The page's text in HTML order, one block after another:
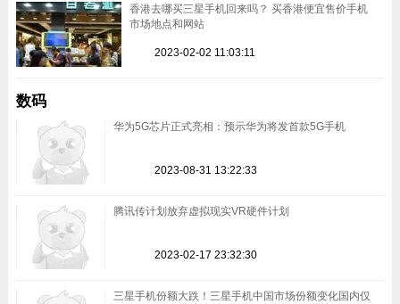
香港去哪买三星手机回来吗？ 买香港便宜售价手机
市场地点和网站
2023-02-02 11:03:11
数码
华为5G芯片正式亮相：预示华为将发首款5G手机
2023-08-31 13:22:33
腾讯传计划放弃虚拟现实VR硬件计划
2023-02-17 23:32:30
三星手机份额大跌！三星手机中国市场份额变化国内仅